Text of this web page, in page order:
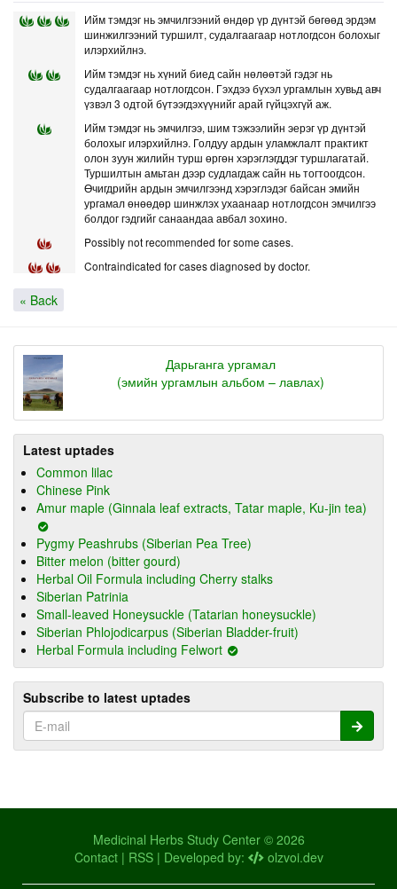
Ийм тэмдэг нь эмчилгээний өндөр үр дүнтэй бөгөөд эрдэм
шинжилгээний туршилт, судалгаагаар нотлогдсон болохыг
илэрхийлнэ.
Ийм тэмдэг нь хүний биед сайн нөлөөтэй гэдэг нь
судалгаагаар нотлогдсон. Гэхдээ бүхэл ургамлын хувьд авч
үзвэл 3 одтой бүтээгдэхүүнийг арай гүйцэхгүй аж.
Ийм тэмдэг нь эмчилгээ, шим тэжээлийн эерэг үр дүнтэй
болохыг илэрхийлнэ. Голдуу ардын уламжлалт практикт
олон зуун жилийн турш өргөн хэрэглэгддэг туршлагатай.
Туршилтын амьтан дээр судлагдаж сайн нь тогтоогдсон.
Өчигдрийн ардын эмчилгээнд хэрэглэдэг байсан эмийн
ургамал өнөөдөр шинжлэх ухаанаар нотлогдсон эмчилгээ
болдог гэдгийг санаандаа авбал зохино.
Possibly not recommended for some cases.
Contraindicated for cases diagnosed by doctor.
« Back
Дарьганга ургамал
(эмийн ургамлын альбом – лавлах)
Latest uptades
Common lilac
Chinese Pink
Amur maple (Ginnala leaf extracts, Tatar maple, Ku-jin tea)
Pygmy Peashrubs (Siberian Pea Tree)
Bitter melon (bitter gourd)
Herbal Oil Formula including Cherry stalks
Siberian Patrinia
Small-leaved Honeysuckle (Tatarian honeysuckle)
Siberian Phlojodicarpus (Siberian Bladder-fruit)
Herbal Formula including Felwort
Subscribe to latest uptades
Medicinal Herbs Study Center © 2026
Contact| RSS| Developed by: olzvoi.dev